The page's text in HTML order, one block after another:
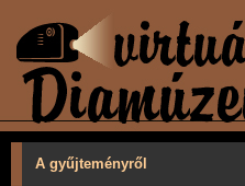
A gyűjteményről